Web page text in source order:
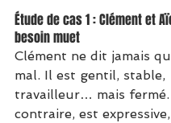
Étude de cas 1 : Clément et
besoin muet
Clément ne dit jamais
mal. Il est gentil, stable,
travailleur… mais fermé.
contraire, est